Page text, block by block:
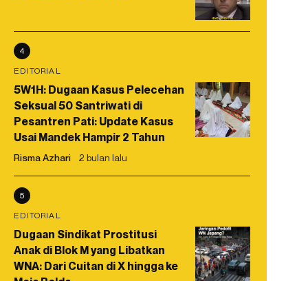
4
EDITORIAL
5W1H: Dugaan Kasus Pelecehan
Seksual 50 Santriwati di
Pesantren Pati: Update Kasus
Usai Mandek Hampir 2 Tahun
Risma Azhari 2 bulan lalu
5
EDITORIAL
Dugaan Sindikat Prostitusi
Anak di Blok M yang Libatkan
WNA: Dari Cuitan di X hingga ke